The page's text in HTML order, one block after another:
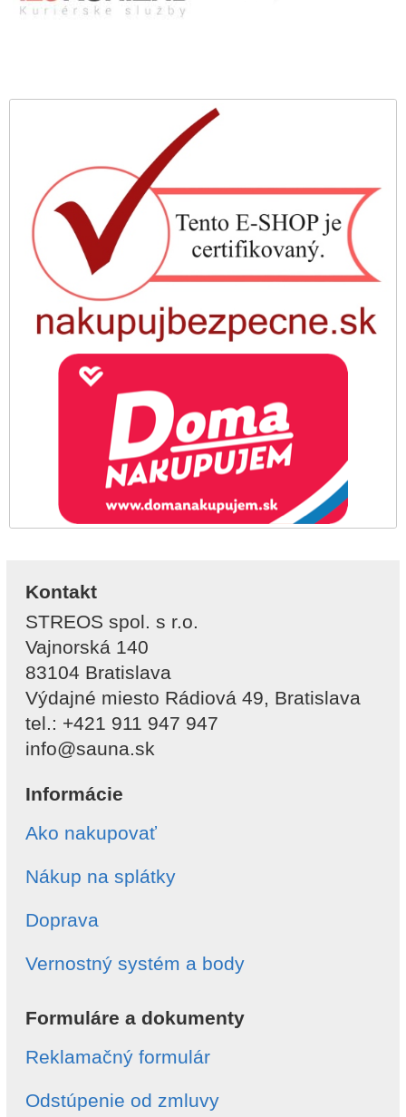
Kontakt
STREOS spol. s r.o.
Vajnorská 140
83104 Bratislava
Výdajné miesto Rádiová 49, Bratislava
tel.: +421 911 947 947
info@sauna.sk
Informácie
Ako nakupovať
Nákup na splátky
Doprava
Vernostný systém a body
Formuláre a dokumenty
Reklamačný formulár
Odstúpenie od zmluvy